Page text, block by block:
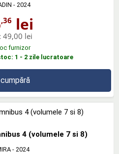
- 2024
,36 lei
49,00 lei
furnizor
1 - 2 zile lucratoare
cumpără
4 (volumele 7 si 8)
- 2024